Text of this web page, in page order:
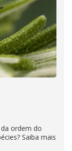
ordem do
Saiba mais